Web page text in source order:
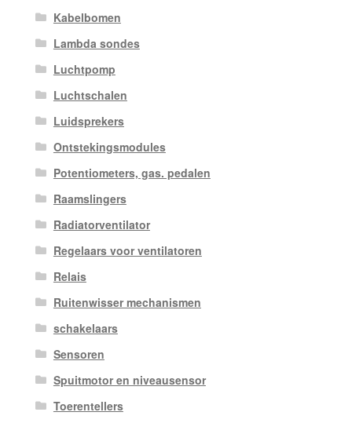
Kabelbomen
Lambda sondes
Luchtpomp
Luchtschalen
Luidsprekers
Ontstekingsmodules
Potentiometers, gas. pedalen
Raamslingers
Radiatorventilator
Regelaars voor ventilatoren
Relais
Ruitenwisser mechanismen
schakelaars
Sensoren
Spuitmotor en niveausensor
Toerentellers